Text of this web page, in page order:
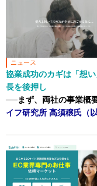
ニュース
協業成功のカギは「想
長を後押し
──まず、両社の事業概
イフ研究所 高須穣氏（